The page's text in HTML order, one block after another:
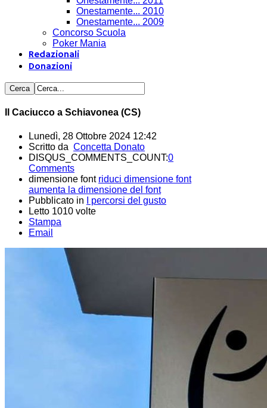
Onestamente... 2010
Onestamente... 2009
Concorso Scuola
Poker Mania
Redazionali
Donazioni
Il Caciucco a Schiavonea (CS)
Lunedì, 28 Ottobre 2024 12:42
Scritto da Concetta Donato
DISQUS_COMMENTS_COUNT:0
Comments
dimensione font riduci dimensione font
aumenta la dimensione del font
Pubblicato in
I percorsi del gusto
Letto 1010 volte
Stampa
Email